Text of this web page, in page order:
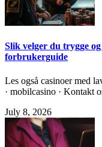
Slik velger du trygge
forbrukerguide
Les også casinoer med
· mobilcasino · Kontakt
July 8, 2026